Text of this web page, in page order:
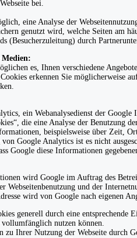
bei.
eine Analyse der
genutzt wird, welche Seiten am
(Besucherzuleitung) durch
es, Ihnen verschiedene
erkennen Sie möglicherweise
ein Webanalysedienst der
die eine Analyse der Benutzung
beispielsweise über Zeit,
Google Analytics ist es nicht
Google diese Informationen
wird Google im Auftrag des
Webseitenbenutzung und der
wird von Google nach eigenen
generell durch eine
nutzen können.
zu Ihrer Nutzung der Webseite durch